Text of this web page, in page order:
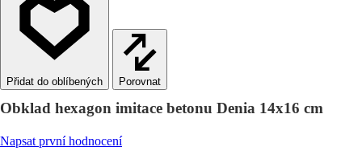
Porovnat
Obklad hexagon imitace betonu Denia 14x16 cm
Napsat první hodnocení